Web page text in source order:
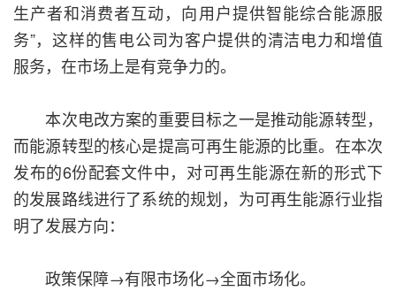
生产者和消费者互动，向用户提供智能综合能源服
务”，这样的售电公司为客户提供的清洁电力和增值
服务，在市场上是有竞争力的。
本次电改方案的重要目标之一是推动能源转型，
而能源转型的核心是提高可再生能源的比重。在本次
发布的6份配套文件中，对可再生能源在新的形式下
的发展路线进行了系统的规划，为可再生能源行业指
明了发展方向：
政策保障→有限市场化→全面市场化。